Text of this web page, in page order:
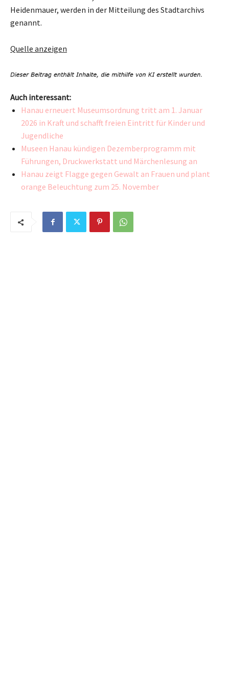
Heidenmauer, werden in der Mitteilung des Stadtarchivs
genannt.
Quelle anzeigen
Auch interessant:
Hanau erneuert Museumsordnung tritt am 1. Januar
2026 in Kraft und schafft freien Eintritt für Kinder und
Jugendliche
Museen Hanau kündigen Dezemberprogramm mit
Führungen, Druckwerkstatt und Märchenlesung an
Hanau zeigt Flagge gegen Gewalt an Frauen und plant
orange Beleuchtung zum 25. November